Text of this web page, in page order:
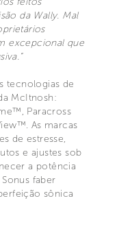
da Wally. Mal
excepcional que
tecnologias de
McItnosh:
Paracross
As marcas
de estresse,
e ajustes sob
a potência
faber
sônica